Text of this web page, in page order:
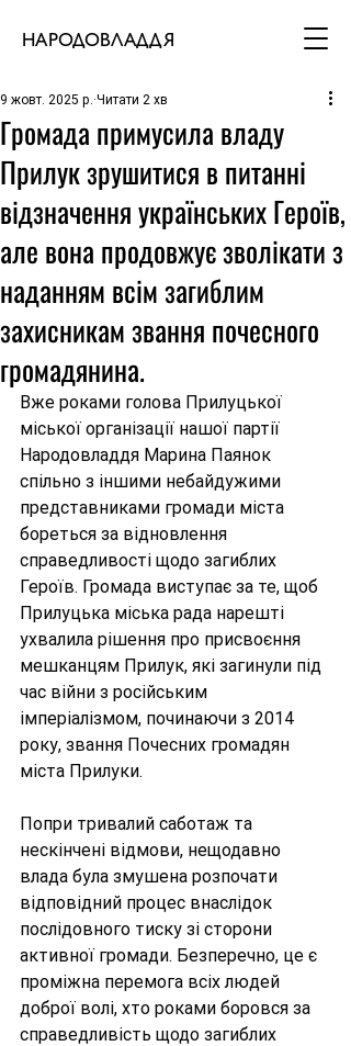
НАРОДОВЛАДДЯ
Громада примусила владу
Прилук зрушитися в питанні
відзначення українських Героїв,
але вона продовжує зволікати з
наданням всім загиблим
захисникам звання почесного
громадянина.
9 жовт. 2025 р. Читати 2 хв
Вже роками голова Прилуцької
міської організації нашої партії
Народовладдя Марина Паянок
спільно з іншими небайдужими
представниками громади міста
бореться за відновлення
справедливості щодо загиблих
Героїв. Громада виступає за те, щоб
Прилуцька міська рада нарешті
ухвалила рішення про присвоєння
мешканцям Прилук, які загинули під
час війни з російським
імперіалізмом, починаючи з 2014
року, звання Почесних громадян
міста Прилуки.
Попри тривалий саботаж та
нескінчені відмови, нещодавно
влада була змушена розпочати
відповідний процес внаслідок
послідовного тиску зі сторони
активної громади. Безперечно, це є
проміжна перемога всіх людей
доброї волі, хто роками боровся за
справедливість щодо загиблих